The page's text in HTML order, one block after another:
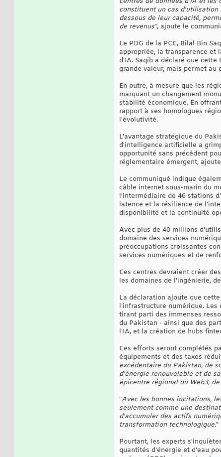
constituent un cas d'utilisation
dessous de leur capacité,
de revenus", ajoute le
Le PDG de la PCC, Bilal Bin
appropriée, la transparence et
d'IA. Saqib a déclaré que
grande valeur, mais permet
En outre, à mesure que les
marquant un changement
stabilité économique. En
rapport à ses homologues
l'évolutivité.
L'avantage stratégique du
d'intelligence artificielle a
opportunité sans précédent
réglementaire émergent,
Le communiqué indique
câble internet sous-marin du
l'intermédiaire de 46 stations
latence et la résilience de
disponibilité et la continuité
Avec plus de 40 millions
domaine des services
préoccupations croissantes
services numériques et de
Ces centres devraient créer
les domaines de l'ingénierie,
La déclaration ajoute que
l'infrastructure numérique.
tirant parti des immenses
du Pakistan - ainsi que des
l'IA, et la création de hubs
Ces efforts seront complétés
équipements et des taxes
excédentaire du Pakistan, de
d'énergie renouvelable et de
épicentre régional du Web3,
"Avec les bonnes incitations,
seulement comme une
d'accumuler des actifs
transformation technologique."
Pourtant, les experts
quantités d'énergie et d'eau